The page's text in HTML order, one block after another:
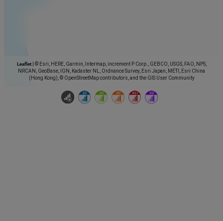
Leaflet
© Esri, HERE, Garmin, Intermap, increment P Corp., GEBCO, USGS, FAO, NPS,
NRCAN, GeoBase, IGN, Kadaster NL, Ordnance Survey, Esri Japan, METI, Esri China
(Hong Kong), © OpenStreetMap contributors, and the GIS User Community